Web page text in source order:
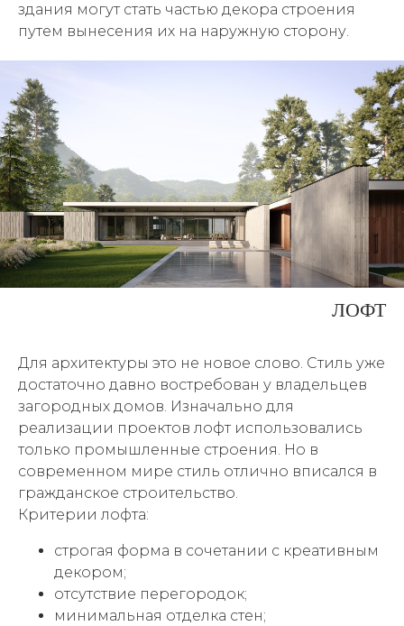
здания могут стать частью декора строения
путем вынесения их на наружную сторону.
ЛОФТ
Для архитектуры это не новое слово. Стиль уже
достаточно давно востребован у владельцев
загородных домов. Изначально для
реализации проектов лофт использовались
только промышленные строения. Но в
современном мире стиль отлично вписался в
гражданское строительство.
Критерии лофта:
строгая форма в сочетании с креативным
декором;
отсутствие перегородок;
минимальная отделка стен;